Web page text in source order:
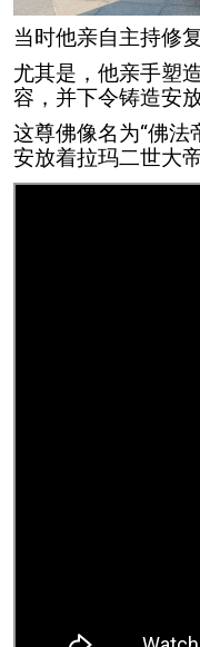
当时他亲自主持修
尤其是，他亲手塑
容，并下令铸造安
这尊佛像名为“佛法
安放着拉玛二世大